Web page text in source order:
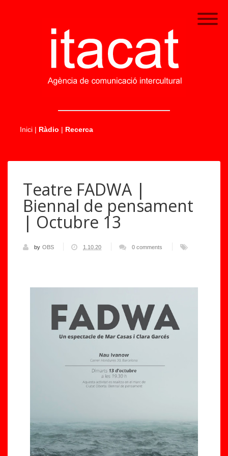
Inici | Ràdio | Recerca
Teatre FADWA |
Biennal de pensament
| Octubre 13
by OBS 1.10.20 0 comments